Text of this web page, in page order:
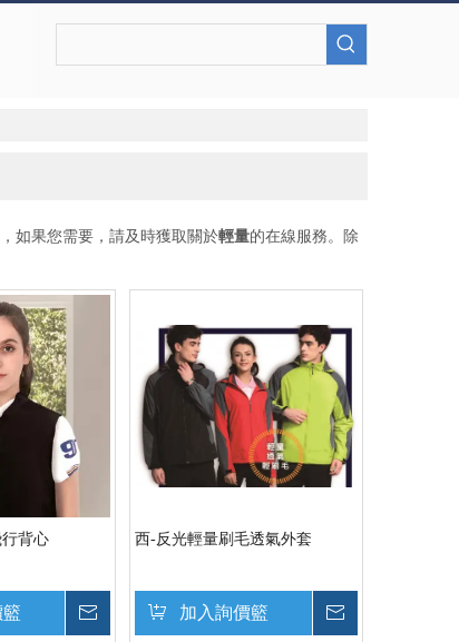
如果您需要，請及時獲取關於輕量的在線服務。除
背心 西-反光輕量刷毛透氣外套
加入詢價籃